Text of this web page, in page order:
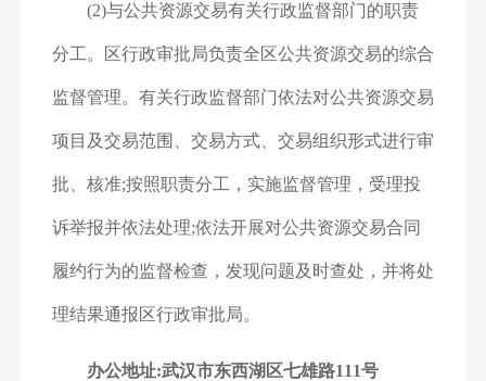
(2)与公共资源交易有关行政监督部门的职责
分工。区行政审批局负责全区公共资源交易的综合
监督管理。有关行政监督部门依法对公共资源交易
项目及交易范围、交易方式、交易组织形式进行审
批、核准;按照职责分工，实施监督管理，受理投
诉举报并依法处理;依法开展对公共资源交易合同
履约行为的监督检查，发现问题及时查处，并将处
理结果通报区行政审批局。
办公地址:武汉市东西湖区七雄路111号